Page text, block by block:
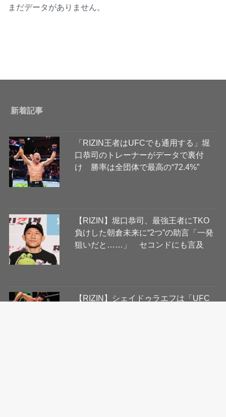
まだデータがありません。
新着記事
「RIZIN王者はUFCでも通用する」堀
口恭司のトレーナーがデータで裏付
け 勝率は全団体で最高の“72.4%”
【RIZIN】堀口恭司、最強王者にTKO
負けした朝倉未来に“2つ”の助言「一発
狙いだと……」 セコンドにも言及
【RIZIN】シェイドゥラエフは「UFC